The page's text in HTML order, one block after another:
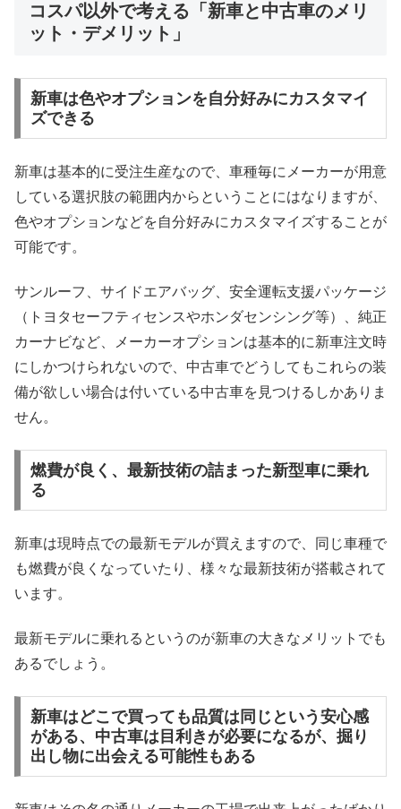
コスパ以外で考える「新車と中古車のメリ
ット・デメリット」
新車は色やオプションを自分好みにカスタマイ
ズできる
新車は基本的に受注生産なので、車種毎にメーカーが用意
している選択肢の範囲内からということにはなりますが、
色やオプションなどを自分好みにカスタマイズすることが
可能です。
サンルーフ、サイドエアバッグ、安全運転支援パッケージ
（トヨタセーフティセンスやホンダセンシング等）、純正
カーナビなど、メーカーオプションは基本的に新車注文時
にしかつけられないので、中古車でどうしてもこれらの装
備が欲しい場合は付いている中古車を見つけるしかありま
せん。
燃費が良く、最新技術の詰まった新型車に乗れ
る
新車は現時点での最新モデルが買えますので、同じ車種で
も燃費が良くなっていたり、様々な最新技術が搭載されて
います。
最新モデルに乗れるというのが新車の大きなメリットでも
あるでしょう。
新車はどこで買っても品質は同じという安心感
がある、中古車は目利きが必要になるが、掘り
出し物に出会える可能性もある